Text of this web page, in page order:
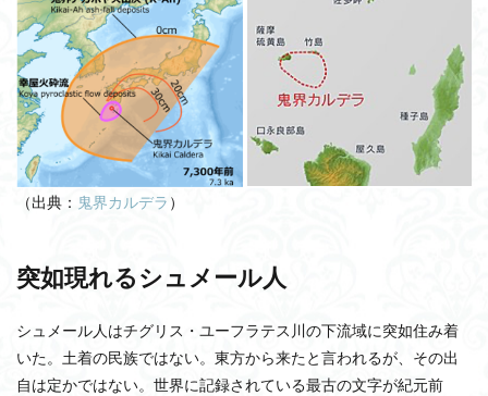
（出典： 鬼界カルデラ ）
突如現れるシュメール人
シュメール人はチグリス・ユーフラテス川の下流域に突如住み着
いた。土着の民族ではない。東方から来たと言われるが、その出
自は定かではない。世界に記録されている最古の文字が紀元前